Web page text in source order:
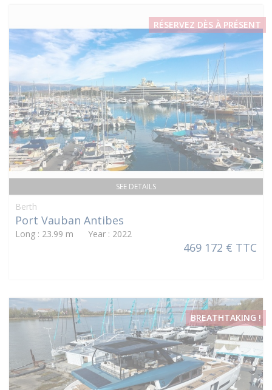
SEE DETAILS
RÉSERVEZ DÈS À PRÉSENT
Berth
Port Vauban Antibes
Long : 23.99 m Year : 2022
469 172 € TTC
BREATHTAKING !